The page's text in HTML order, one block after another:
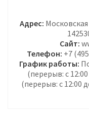
Адрес:
Сайт:
Телефон: +7
График работы:
(перерыв: с
(перерыв: с 12:00